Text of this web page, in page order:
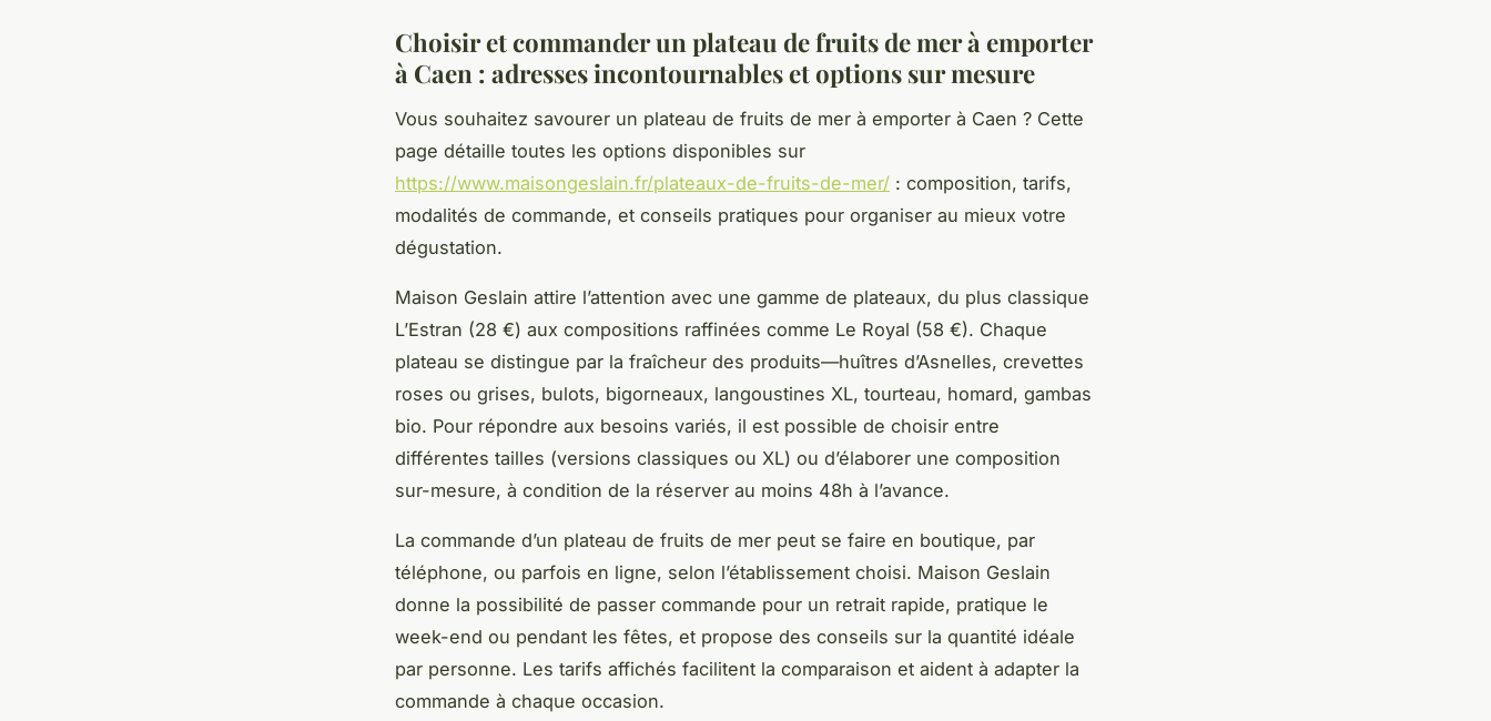
Choisir et commander un plateau de fruits de mer à emporter
à Caen : adresses incontournables et options sur mesure
Vous souhaitez savourer un plateau de fruits de mer à emporter à Caen ? Cette
page détaille toutes les options disponibles sur
https://www.maisongeslain.fr/plateaux-de-fruits-de-mer/ : composition, tarifs,
modalités de commande, et conseils pratiques pour organiser au mieux votre
dégustation.
Maison Geslain attire l’attention avec une gamme de plateaux, du plus classique
L’Estran (28 €) aux compositions raffinées comme Le Royal (58 €). Chaque
plateau se distingue par la fraîcheur des produits—huîtres d’Asnelles, crevettes
roses ou grises, bulots, bigorneaux, langoustines XL, tourteau, homard, gambas
bio. Pour répondre aux besoins variés, il est possible de choisir entre
différentes tailles (versions classiques ou XL) ou d’élaborer une composition
sur-mesure, à condition de la réserver au moins 48h à l’avance.
La commande d’un plateau de fruits de mer peut se faire en boutique, par
téléphone, ou parfois en ligne, selon l’établissement choisi. Maison Geslain
donne la possibilité de passer commande pour un retrait rapide, pratique le
week-end ou pendant les fêtes, et propose des conseils sur la quantité idéale
par personne. Les tarifs affichés facilitent la comparaison et aident à adapter la
commande à chaque occasion.